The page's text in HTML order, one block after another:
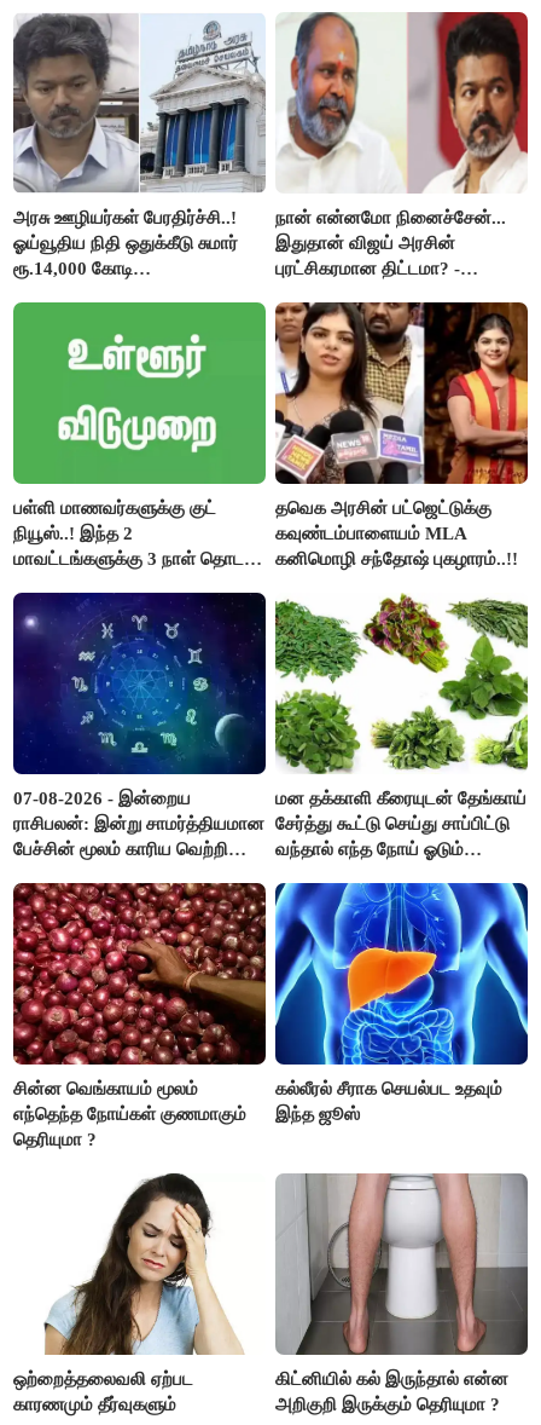
கேள்வி..!
அரசு ஊழியர்கள் பேரதிர்ச்சி..!
ஓய்வூதிய நிதி ஒதுக்கீடு சுமார்
ரூ.14,000 கோடி
நான் என்னமோ நினைச்சேன்...
இதுதான் விஜய் அரசின்
புரட்சிகரமான திட்டமா? -
பள்ளி மாணவர்களுக்கு குட்
நியூஸ்..! இந்த 2
மாவட்டங்களுக்கு 3 நாள் தொடர்
தவெக அரசின் பட்ஜெட்டுக்கு
கவுண்டம்பாளையம் MLA
கனிமொழி சந்தோஷ் புகழாரம்..!!
07-08-2026 - இன்றைய
ராசிபலன்: இன்று சாமர்த்தியமான
பேச்சின் மூலம் காரிய வெற்றி
பொறுப்புகளை ஒப்படைப்பதில்
கவனம் தேவை..!
மன தக்காளி கீரையுடன் தேங்காய்
சேர்த்து கூட்டு செய்து சாப்பிட்டு
வந்தால் எந்த நோய் ஓடும்
சின்ன வெங்காயம் மூலம்
எந்தெந்த நோய்கள் குணமாகும்
தெரியுமா ?
கல்லீரல் சீராக செயல்பட உதவும்
இந்த ஜூஸ்
ஒற்றைத்தலைவலி ஏற்பட
காரணமும் தீர்வுகளும்
கிட்னியில் கல் இருந்தால் என்ன
அறிகுறி இருக்கும் தெரியுமா ?